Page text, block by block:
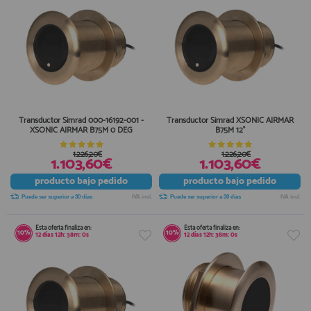
Transductor Simrad 000-16192-001 -
XSONIC AIRMAR B75M 0 DEG
1.103,60€
1.226,20€
productobajo pedido
Puede ser superior a 30 días IVA incl.
Transductor Simrad XSONIC AIRMAR
B75M 12°
1.103,60€
1.226,20€
productobajo pedido
Puede ser superior a 30 días IVA incl.
10% Esta oferta finaliza en:
12días12h:38m:0s 10% Esta oferta finaliza en:
12días12h:38m:0s